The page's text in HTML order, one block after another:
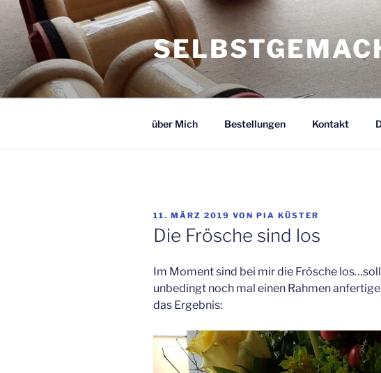
Zum
Inhalt
springen
über Mich Bestellungen Kontakt
VERÖFFENTLICHT
AM
11. MÄRZ 2019 VON PIA KÜSTER
Die Frösche sind los
Im Moment sind bei mir die Frösche
unbedingt noch mal einen Rahmen
das Ergebnis: